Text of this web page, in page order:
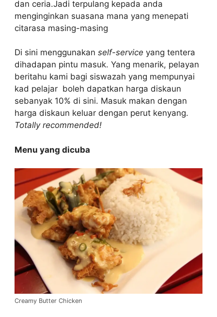
dan ceria.Jadi terpulang kepada anda
menginginkan suasana mana yang menepati
citarasa masing-masing
Di sini menggunakan self-service yang tentera
dihadapan pintu masuk. Yang menarik, pelayan
beritahu kami bagi siswazah yang mempunyai
kad pelajar boleh dapatkan harga diskaun
sebanyak 10% di sini. Masuk makan dengan
harga diskaun keluar dengan perut kenyang.
Totally recommended!
Menu yang dicuba
Creamy Butter Chicken